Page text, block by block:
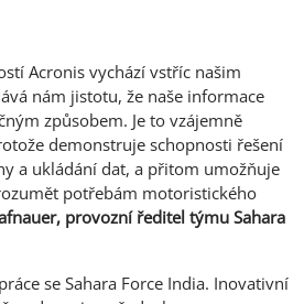
Acronis vychází vstříc našim
nám jistotu, že naše informace
způsobem. Je to vzájemně
demonstruje schopnosti řešení
a ukládání dat, a přitom umožňuje
potřebám motoristického
provozní ředitel týmu Sahara
se Sahara Force India. Inovativní